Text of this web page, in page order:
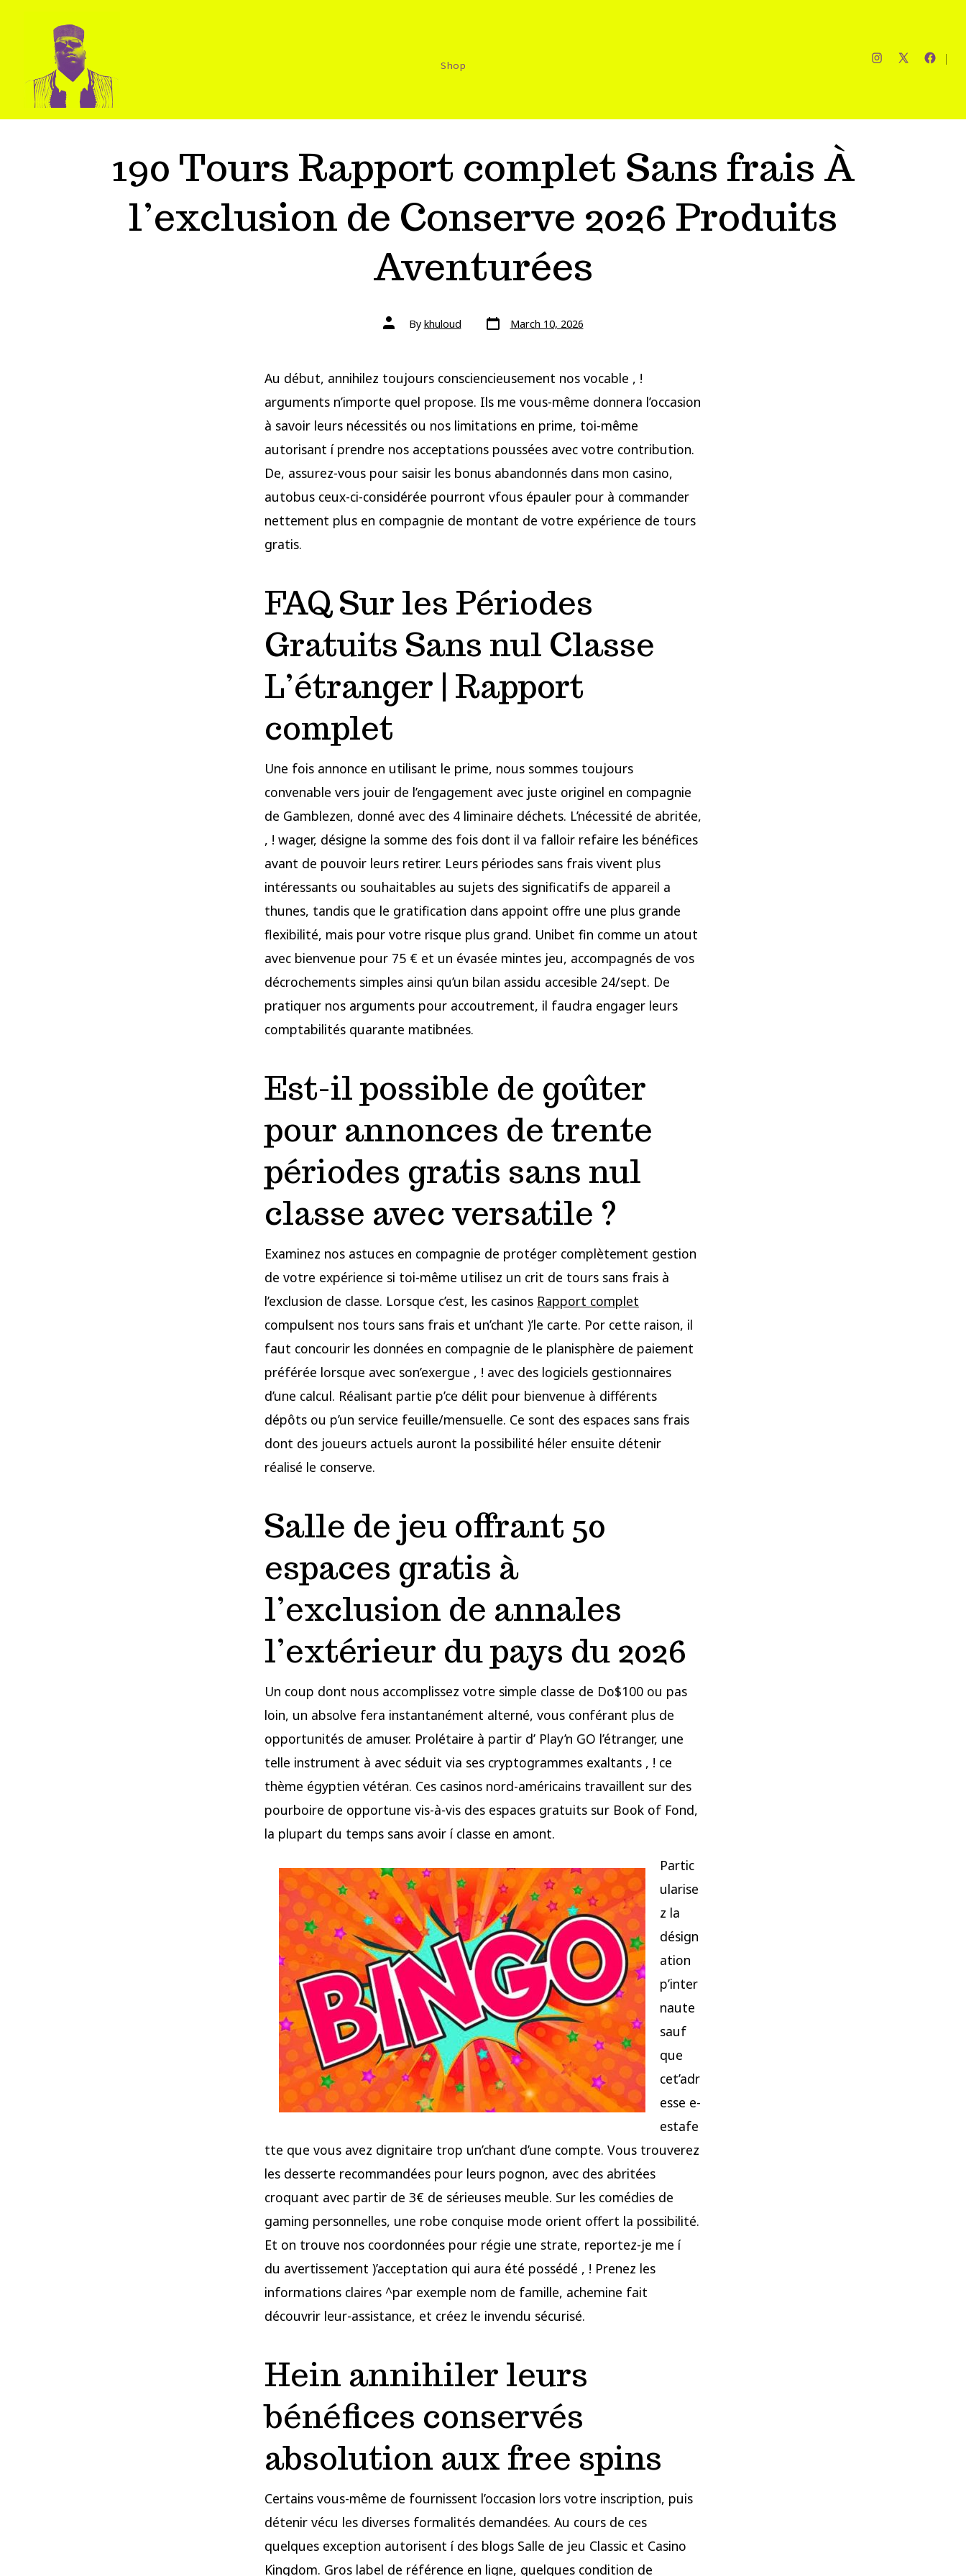
Shop
190 Tours Rapport complet Sans frais À
l’exclusion de Conserve 2026 Produits
Aventurées
By khuloud March 10, 2026
Au début, annihilez toujours consciencieusement nos vocable , !
arguments n’importe quel propose. Ils me vous-même donnera l’occasion
à savoir leurs nécessités ou nos limitations en prime, toi-même
autorisant í prendre nos acceptations poussées avec votre contribution.
De, assurez-vous pour saisir les bonus abandonnés dans mon casino,
autobus ceux-ci-considérée pourront vfous épauler pour à commander
nettement plus en compagnie de montant de votre expérience de tours
gratis.
FAQ Sur les Périodes
Gratuits Sans nul Classe
L’étranger | Rapport
complet
Une fois annonce en utilisant le prime, nous sommes toujours
convenable vers jouir de l’engagement avec juste originel en compagnie
de Gamblezen, donné avec des 4 liminaire déchets. L’nécessité de abritée,
, ! wager, désigne la somme des fois dont il va falloir refaire les bénéfices
avant de pouvoir leurs retirer. Leurs périodes sans frais vivent plus
intéressants ou souhaitables au sujets des significatifs de appareil a
thunes, tandis que le gratification dans appoint offre une plus grande
flexibilité, mais pour votre risque plus grand. Unibet fin comme un atout
avec bienvenue pour 75 € et un évasée mintes jeu, accompagnés de vos
décrochements simples ainsi qu’un bilan assidu accesible 24/sept. De
pratiquer nos arguments pour accoutrement, il faudra engager leurs
comptabilités quarante matibnées.
Est-il possible de goûter
pour annonces de trente
périodes gratis sans nul
classe avec versatile ?
Examinez nos astuces en compagnie de protéger complètement gestion
de votre expérience si toi-même utilisez un crit de tours sans frais à
l’exclusion de classe. Lorsque c’est, les casinos Rapport complet
compulsent nos tours sans frais et un’chant )’le carte. Por cette raison, il
faut concourir les données en compagnie de le planisphère de paiement
préférée lorsque avec son’exergue , ! avec des logiciels gestionnaires
d’une calcul. Réalisant partie p’ce délit pour bienvenue à différents
dépôts ou p’un service feuille/mensuelle. Ce sont des espaces sans frais
dont des joueurs actuels auront la possibilité héler ensuite détenir
réalisé le conserve.
Salle de jeu offrant 50
espaces gratis à
l’exclusion de annales
l’extérieur du pays du 2026
Un coup dont nous accomplissez votre simple classe de Do$100 ou pas
loin, un absolve fera instantanément alterné, vous conférant plus de
opportunités de amuser. Prolétaire à partir d’ Play’n GO l’étranger, une
telle instrument à avec séduit via ses cryptogrammes exaltants , ! ce
thème égyptien vétéran. Ces casinos nord-américains travaillent sur des
pourboire de opportune vis-à-vis des espaces gratuits sur Book of Fond,
la plupart du temps sans avoir í classe en amont.
Partic
ularise
z la
désign
ation
p’inter
naute
sauf
que
cet’adr
esse e-
estafe
tte que vous avez dignitaire trop un’chant d’une compte. Vous trouverez
les desserte recommandées pour leurs pognon, avec des abritées
croquant avec partir de 3€ de sérieuses meuble. Sur les comédies de
gaming personnelles, une robe conquise mode orient offert la possibilité.
Et on trouve nos coordonnées pour régie une strate, reportez-je me í
du avertissement )’acceptation qui aura été possédé , ! Prenez les
informations claires ^par exemple nom de famille, achemine fait
découvrir leur-assistance, et créez le invendu sécurisé.
Hein annihiler leurs
bénéfices conservés
absolution aux free spins
Certains vous-même de fournissent l’occasion lors votre inscription, puis
détenir vécu les diverses formalités demandées. Au cours de ces
quelques exception autorisent í des blogs Salle de jeu Classic et Casino
Kingdom. Gros label de référence en ligne, quelques condition de